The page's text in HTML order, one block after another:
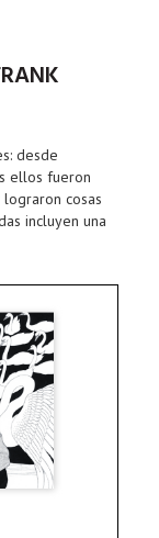
desde
ellos fueron
cosas
incluyen una